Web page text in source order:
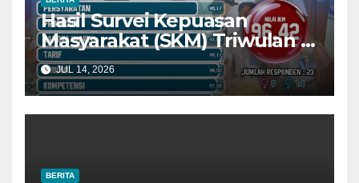
Hasil Survei Kepuasan
Masyarakat (SKM) Triwulan II
Tahun 2026: Tingkat Kualitas
Pelayanan Sangat Baik
JUL 14, 2026
BERITA